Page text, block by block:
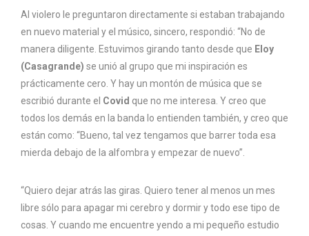
Al violero le preguntaron directamente si estaban trabajando
en nuevo material y el músico, sincero, respondió: “No de
manera diligente. Estuvimos girando tanto desde que Eloy
(Casagrande) se unió al grupo que mi inspiración es
prácticamente cero. Y hay un montón de música que se
escribió durante el Covid que no me interesa. Y creo que
todos los demás en la banda lo entienden también, y creo que
están como: “Bueno, tal vez tengamos que barrer toda esa
mierda debajo de la alfombra y empezar de nuevo”.
“Quiero dejar atrás las giras. Quiero tener al menos un mes
libre sólo para apagar mi cerebro y dormir y todo ese tipo de
cosas. Y cuando me encuentre yendo a mi pequeño estudio